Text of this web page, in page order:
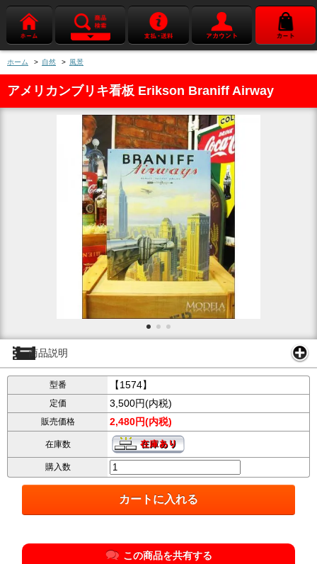
ホーム > 自然 > 風景
アメリカンブリキ看板 Erikson Braniff Airway
商品説明
型番 【1574】
定価 3,500円(内税)
販売価格 2,480円(内税)
在庫数
購入数
この商品を共有する